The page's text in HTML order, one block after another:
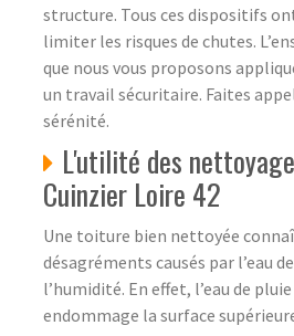
structure. Tous ces dispositifs
limiter les risques de chutes.
que nous vous proposons
un travail sécuritaire. Faites
sérénité.
L'utilité des
Cuinzier Loire 42
Une toiture bien nettoyée
désagréments causés par l’eau
l’humidité. En effet, l’eau de
endommage la surface